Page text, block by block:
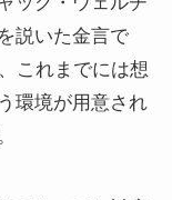
説いた金言で
これまでには想
環境が用意され